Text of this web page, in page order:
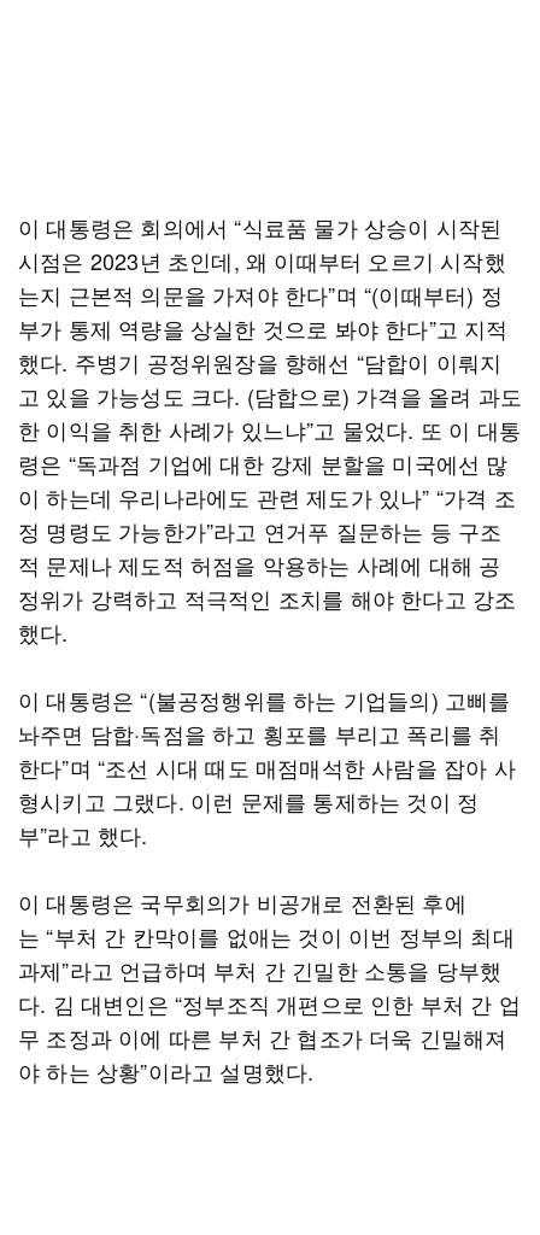
이 대통령은 회의에서 “식료품 물가 상승이 시작된
시점은 2023년 초인데, 왜 이때부터 오르기 시작했
는지 근본적 의문을 가져야 한다”며 “(이때부터) 정
부가 통제 역량을 상실한 것으로 봐야 한다”고 지적
했다. 주병기 공정위원장을 향해선 “담합이 이뤄지
고 있을 가능성도 크다. (담합으로) 가격을 올려 과도
한 이익을 취한 사례가 있느냐”고 물었다. 또 이 대통
령은 “독과점 기업에 대한 강제 분할을 미국에선 많
이 하는데 우리나라에도 관련 제도가 있나” “가격 조
정 명령도 가능한가”라고 연거푸 질문하는 등 구조
적 문제나 제도적 허점을 악용하는 사례에 대해 공
정위가 강력하고 적극적인 조치를 해야 한다고 강조
했다.
이 대통령은 “(불공정행위를 하는 기업들의) 고삐를
놔주면 담합·독점을 하고 횡포를 부리고 폭리를 취
한다”며 “조선 시대 때도 매점매석한 사람을 잡아 사
형시키고 그랬다. 이런 문제를 통제하는 것이 정
부”라고 했다.
이 대통령은 국무회의가 비공개로 전환된 후에
는 “부처 간 칸막이를 없애는 것이 이번 정부의 최대
과제”라고 언급하며 부처 간 긴밀한 소통을 당부했
다. 김 대변인은 “정부조직 개편으로 인한 부처 간 업
무 조정과 이에 따른 부처 간 협조가 더욱 긴밀해져
야 하는 상황”이라고 설명했다.